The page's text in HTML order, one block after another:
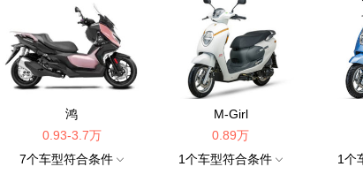
鸿
0.93-3.7万
7个车型符合条件
M-Girl
0.89万
1个车型符合条件
1个